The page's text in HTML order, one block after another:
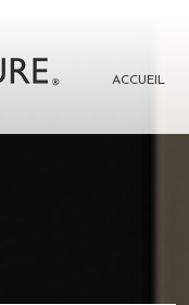
ACCUEIL